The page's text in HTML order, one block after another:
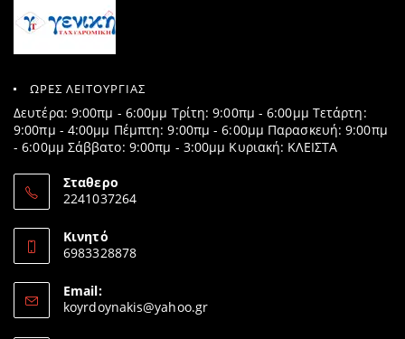
ΩΡΕΣ ΛΕΙΤΟΥΡΓΙΑΣ
Δευτέρα: 9:00πμ - 6:00μμ Τρίτη: 9:00πμ - 6:00μμ Τετάρτη:
9:00πμ - 4:00μμ Πέμπτη: 9:00πμ - 6:00μμ Παρασκευή: 9:00πμ
- 6:00μμ Σάββατο: 9:00πμ - 3:00μμ Κυριακή: ΚΛΕΙΣΤΑ
Σταθερο
2241037264
in
your
Κινητό
6983328878
in
your
application
Email:
koyrdoynakis@yahoo.grOpens